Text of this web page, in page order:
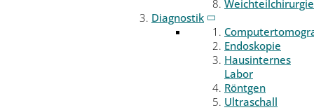
Weichteilchirurgie
Diagnostik
Endoskopie
Hausinternes
Labor
Röntgen
Ultraschall